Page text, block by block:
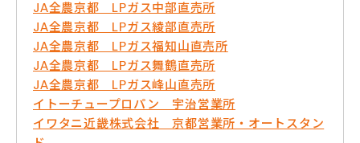
JA全農京都 LPガス中部直売所
JA全農京都 LPガス綾部直売所
JA全農京都 LPガス福知山直売所
JA全農京都 LPガス舞鶴直売所
JA全農京都 LPガス峰山直売所
イトーチュープロパン 宇治営業所
イワタニ近畿株式会社 京都営業所・オートスタン